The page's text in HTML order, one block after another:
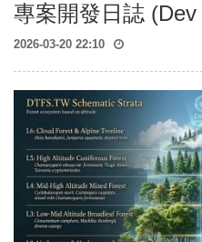
專案開發日誌 (Dev
2026-03-20 22:10